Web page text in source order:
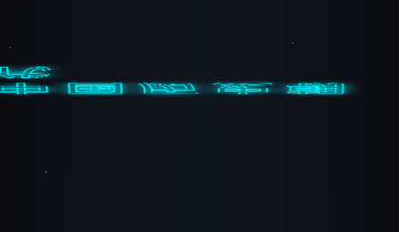
国历史朝